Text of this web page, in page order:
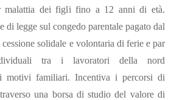
malattia dei figli fino a 12 anni di età.
di legge sul congedo parentale pagato dal
solidale e volontaria di ferie e par
tra i lavoratori della nord
motivi familiari. Incentiva i percorsi di
una borsa di studio del valore di